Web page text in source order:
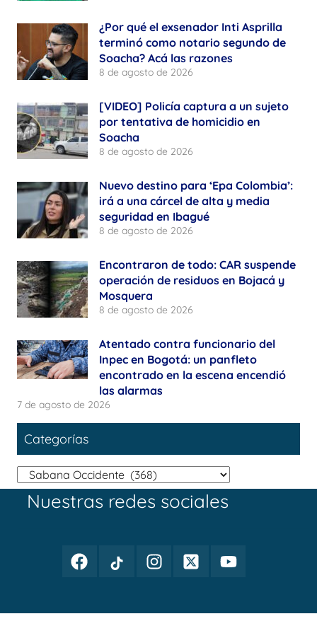
¿Por qué el exsenador Inti Asprilla
terminó como notario segundo de
Soacha? Acá las razones
8 de agosto de 2026
[VIDEO] Policía captura a un sujeto
por tentativa de homicidio en
Soacha
8 de agosto de 2026
Nuevo destino para ‘Epa Colombia’:
irá a una cárcel de alta y media
seguridad en Ibagué
8 de agosto de 2026
Encontraron de todo: CAR suspende
operación de residuos en Bojacá y
Mosquera
8 de agosto de 2026
Atentado contra funcionario del
Inpec en Bogotá: un panfleto
encontrado en la escena encendió
las alarmas
7 de agosto de 2026
Categorías
Categorías
Nuestras redes sociales
Facebook
Periodismo
TikTok
Periodismo
InstagramTwitterYoutube